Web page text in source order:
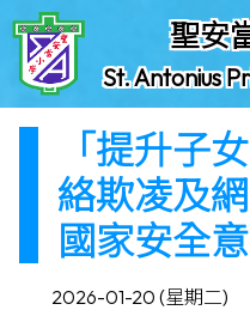
聖安
St. Antonius
「提升子
絡欺凌及
國家安全
2026-01-20 (星期二)